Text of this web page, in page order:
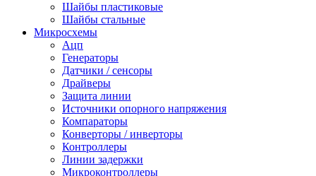
Шайбы пластиковые
Шайбы стальные
Микросхемы
Ацп
Генераторы
Датчики / сенсоры
Драйверы
Защита линии
Источники опорного напряжения
Компараторы
Конверторы / инверторы
Контроллеры
Линии задержки
Микроконтроллеры